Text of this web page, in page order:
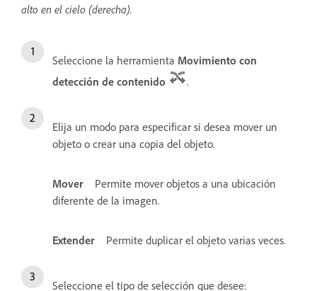
alto en el cielo (derecha).
Seleccione la herramienta Movimiento con
detección de contenido
.
Elija un modo para especificar si desea mover un
objeto o crear una copia del objeto.
Mover
Permite mover objetos a una ubicación
diferente de la imagen.
Extender Permite duplicar el objeto varias veces.
Seleccione el tipo de selección que desee: